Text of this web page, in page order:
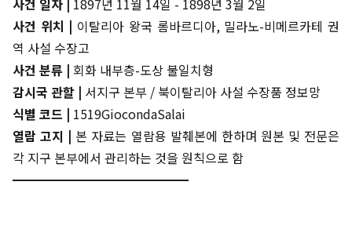
사건 일자 | 1897년 11월 14일 - 1898년 3월 2일
사건 위치 | 이탈리아 왕국 롬바르디아, 밀라노-비메르카테 권
역 사설 수장고
사건 분류 | 회화 내부층-도상 불일치형
감시국 관할 | 서지구 본부 / 북이탈리아 사설 수장품 정보망
식별 코드 | 1519GiocondaSalai
열람 고지 | 본 자료는 열람용 발췌본에 한하며 원본 및 전문은
각 지구 본부에서 관리하는 것을 원칙으로 함
━━━━━━━━━━━━━━